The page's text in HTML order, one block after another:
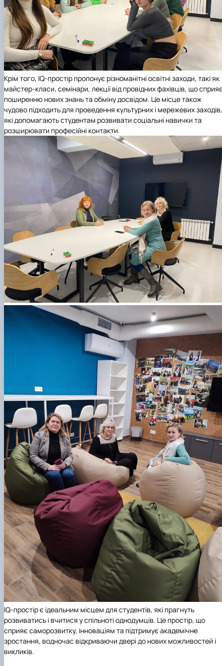
Крім того, IQ-простір пропонує різноманітні освітні заходи, такі як
майстер-класи, семінари, лекції від провідних фахівців, що
поширенню нових знань та обміну досвідом. Це місце також
чудово підходить для проведення культурних і мережевих заходів,
які допомагають студентам розвивати соціальні навички та
розширювати професійні контакти.
IQ-простір є ідеальним місцем для студентів, які прагнуть
розвиватись і вчитися у спільноті однодумців. Це простір, що
сприяє саморозвитку, інноваціям та підтримує академічне
зростання, водночас відкриваючи двері до нових можливостей і
викликів.